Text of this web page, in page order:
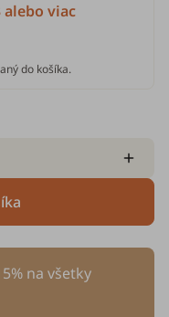
alebo viac
do košíka.
na všetky